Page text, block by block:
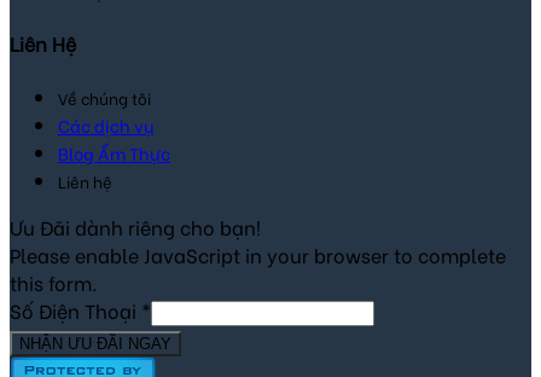
Liên Hệ
Về chúng tôi
Các dịch vụ
Blog Ẩm Thực
Liên hệ
Ưu Đãi dành riêng cho bạn!
Please enable JavaScript in your browser to complete
this form.
Số Điện Thoại *
NHẬN ƯU ĐÃI NGAY